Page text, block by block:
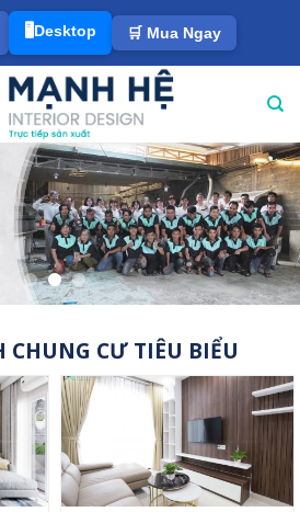
🖥️Desktop 🛒 Mua Ngay